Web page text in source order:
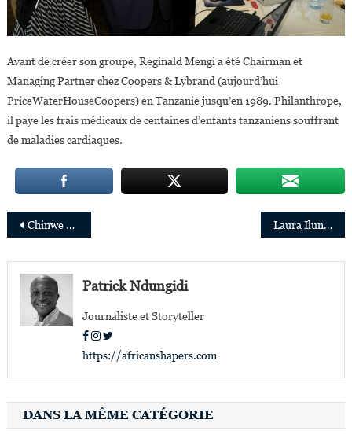
Avant de créer son groupe, Reginald Mengi a été Chairman et
Managing Partner chez Coopers & Lybrand (aujourd’hui
PriceWaterHouseCoopers) en Tanzanie jusqu’en 1989. Philanthrope,
il paye les frais médicaux de centaines d’enfants tanzaniens souffrant
de maladies cardiaques.
Navigation
de
l’article
Chinwe Esimai, première Directrice du programme mondial de lutte contre la corruption chez Citi Group Laura Ilunga : « Je compte poursuivre ma carrière de pilote le plus longtemps possible »
Patrick Ndungidi
Journaliste et Storyteller
https://africanshapers.com
DANS LA MÊME CATÉGORIE